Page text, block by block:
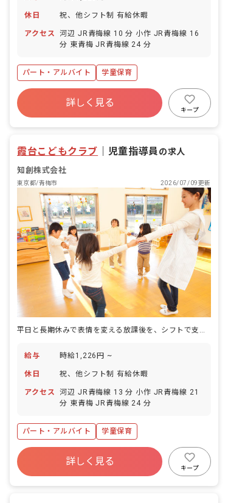
休日 祝、他シフト制 有給休暇
アクセス
河辺 JR青梅線 10 分 小作 JR青梅線 16
分 東青梅 JR青梅線 24 分
パート・アルバイト 学童保育
詳しく見る
キープ
霞台こどもクラブ 児童指導員の求人
知創株式会社
東京都/青梅市 2026/07/09更新
平日と長期休みで表情を変える放課後を、シフトで支える学童の仕事です。
給与 時給1,226円 ~
休日 祝、他シフト制 有給休暇
アクセス
河辺 JR青梅線 13 分 小作 JR青梅線 21
分 東青梅 JR青梅線 24 分
パート・アルバイト 学童保育
詳しく見る
キープ